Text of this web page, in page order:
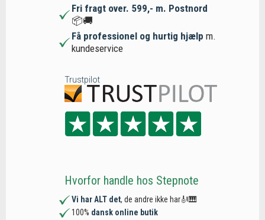
Fri fragt over. 599,- m. Postnord
📦🚚
Få professionel og hurtig hjælp m.
kundeservice
Trustpilot
Hvorfor handle hos Stepnote
Vi har ALT det, de andre ikke har🎻🎹
100% dansk online butik